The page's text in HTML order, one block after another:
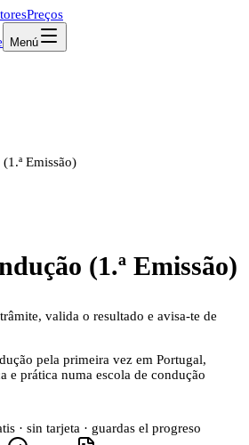
Preços
Menú
Emissão)
(1.ª Emissão)
valida o resultado e avisa-te de
pela primeira vez em Portugal,
e prática numa escola de condução
· sin tarjeta · guardas el progreso